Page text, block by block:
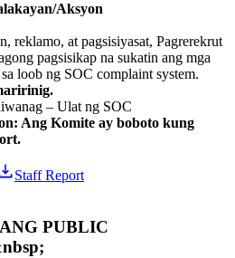
Aksyon
reklamo, at pagsisiyasat, Pagrerekrut
pagsisikap na sukatin ang mga
loob ng SOC complaint system.
– Ulat ng SOC
Ang Komite ay boboto kung
Staff Report
PUBLIC